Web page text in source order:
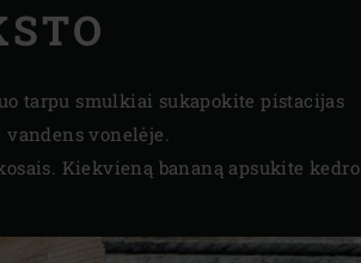
tarpu smulkiai sukapokite pistacijas
vonelėje.
Kiekvieną bananą apsukite kedro